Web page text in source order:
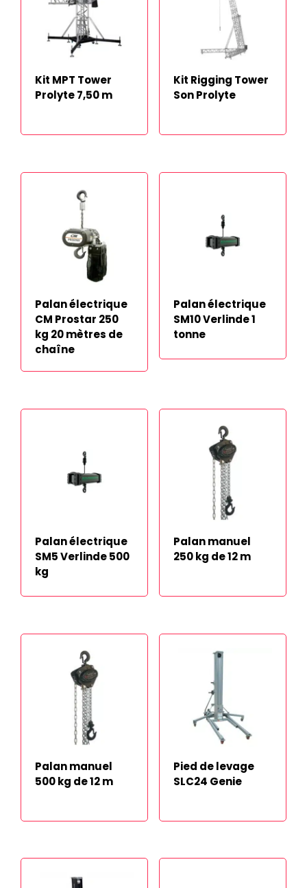
Kit MPT Tower
Prolyte 7,50 m
Kit Rigging Tower
Son Prolyte
Palan électrique
CM Prostar 250
kg 20 mètres de
chaîne
Palan électrique
SM10 Verlinde 1
tonne
Palan électrique
SM5 Verlinde 500
kg
Palan manuel
250 kg de 12 m
Palan manuel
500 kg de 12 m
Pied de levage
SLC24 Genie